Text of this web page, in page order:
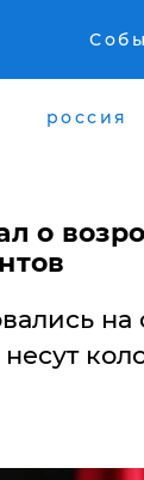
россия
о
на